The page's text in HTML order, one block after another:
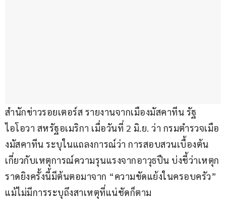
สำนักข่าวรอยเตอร์ส รายงานจากเมืองมัสคาทีน รัฐ
ไอโอวา สหรัฐอเมริกา เมื่อวันที่ 2 มิ.ย. ว่า กรมตำรวจเมือ
งมัสคาทีน ระบุในแถลงการณ์ว่า การสอบสวนเบื้องต้น
เกี่ยวกับเหตุการณ์ความรุนแรงจากอาวุธปืน บ่งชี้ว่าเหตุก
ราดยิงครั้งนี้มีต้นตอมาจาก “ความขัดแย้งในครอบครัว”
แม้ไม่มีการระบุถึงสาเหตุที่แน่ชัดก็ตาม